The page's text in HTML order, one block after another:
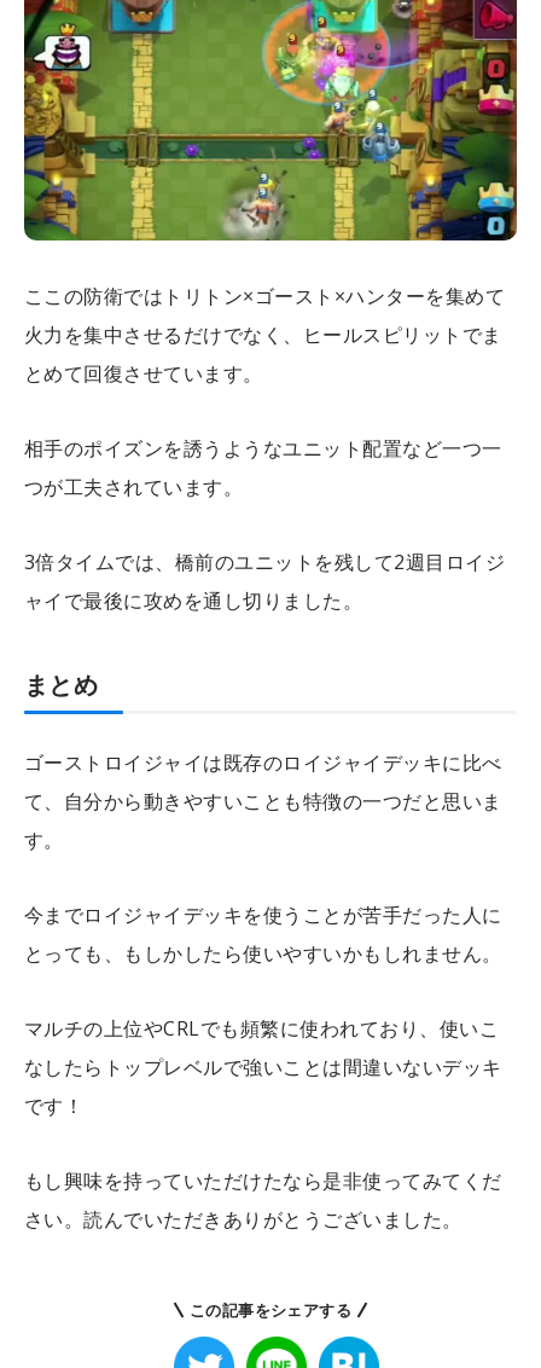
ここの防衛ではトリトン×ゴースト×ハンターを集めて
火力を集中させるだけでなく、ヒールスピリットでま
とめて回復させています。
相手のポイズンを誘うようなユニット配置など一つ一
つが工夫されています。
3倍タイムでは、橋前のユニットを残して2週目ロイジ
ャイで最後に攻めを通し切りました。
まとめ
ゴーストロイジャイは既存のロイジャイデッキに比べ
て、自分から動きやすいことも特徴の一つだと思いま
す。
今までロイジャイデッキを使うことが苦手だった人に
とっても、もしかしたら使いやすいかもしれません。
マルチの上位やCRLでも頻繁に使われており、使いこ
なしたらトップレベルで強いことは間違いないデッキ
です！
もし興味を持っていただけたなら是非使ってみてくだ
さい。読んでいただきありがとうございました。
この記事をシェアする